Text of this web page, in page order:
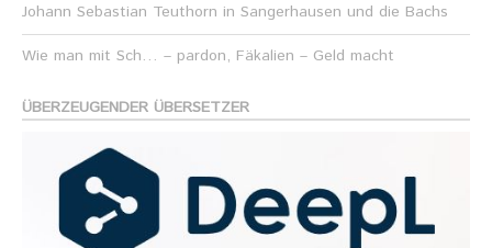
Johann Sebastian Teuthorn in Sangerhausen und die Bachs
Wie man mit Sch… – pardon, Fäkalien – Geld macht
ÜBERZEUGENDER ÜBERSETZER